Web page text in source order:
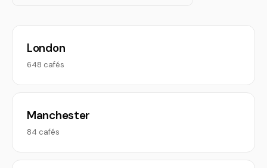
London
648 cafés
Manchester
84 cafés